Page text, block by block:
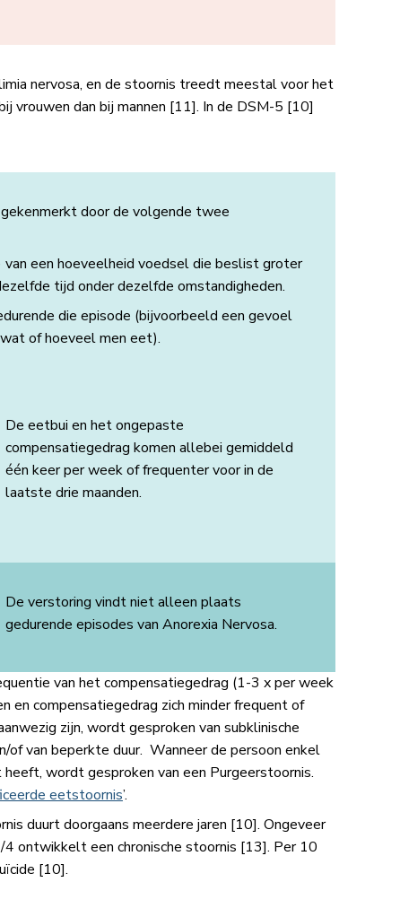
nervosa, en de stoornis treedt meestal voor het
vrouwen dan bij mannen ​[11]​. In de DSM-5 ​[10]​
door de volgende twee
een hoeveelheid voedsel die beslist groter
tijd onder dezelfde omstandigheden.
die episode (bijvoorbeeld een gevoel
of hoeveel men eet).
De eetbui en het ongepaste
compensatiegedrag komen allebei gemiddeld
één keer per week of frequenter voor in de
laatste drie maanden.
De verstoring vindt niet alleen plaats
gedurende episodes van Anorexia Nervosa.
van het compensatiegedrag (1-3 x per week
en compensatiegedrag zich minder frequent of
zijn, wordt gesproken van subklinische
of van beperkte duur. Wanneer de persoon enkel
wordt gesproken van een Purgeerstoornis.
eetstoornis’.
duurt doorgaans meerdere jaren​ [10]​. Ongeveer
ontwikkelt een chronische stoornis ​[13]​. Per 10
[10]​.